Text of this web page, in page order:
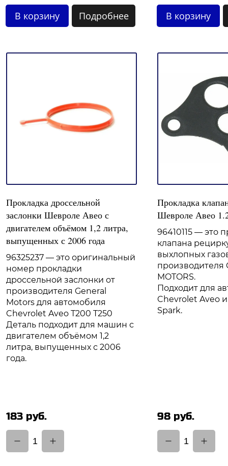
В корзину Подробнее В корзину
Прокладка дроссельной
заслонки Шевроле Авео с
двигателем объёмом 1,2 литра,
выпущенных с 2006 года
96325237 — это оригинальный
номер прокладки
дроссельной заслонки от
производителя General
Motors для автомобиля
Chevrolet Aveo Т200 T250
Деталь подходит для машин с
двигателем объёмом 1,2
литра, выпущенных с 2006
года.
183 руб.
1
Прокладка
Шевроле Авео
96410115 — это
клапана
выхлопных
производителя
MOTORS.
Подходит для
Chevrolet Aveo
Spark.
98 руб.
1